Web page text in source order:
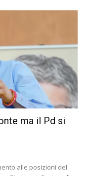
ma il Pd si
alle posizioni del